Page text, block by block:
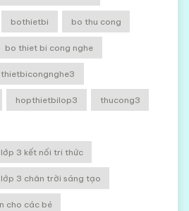
bothietbi bo thu cong
bo thiet bi cong nghe
hopthietbilop3 thucong3
3 kết nối tri thức
3 chân trời sáng tạo
cho các bé